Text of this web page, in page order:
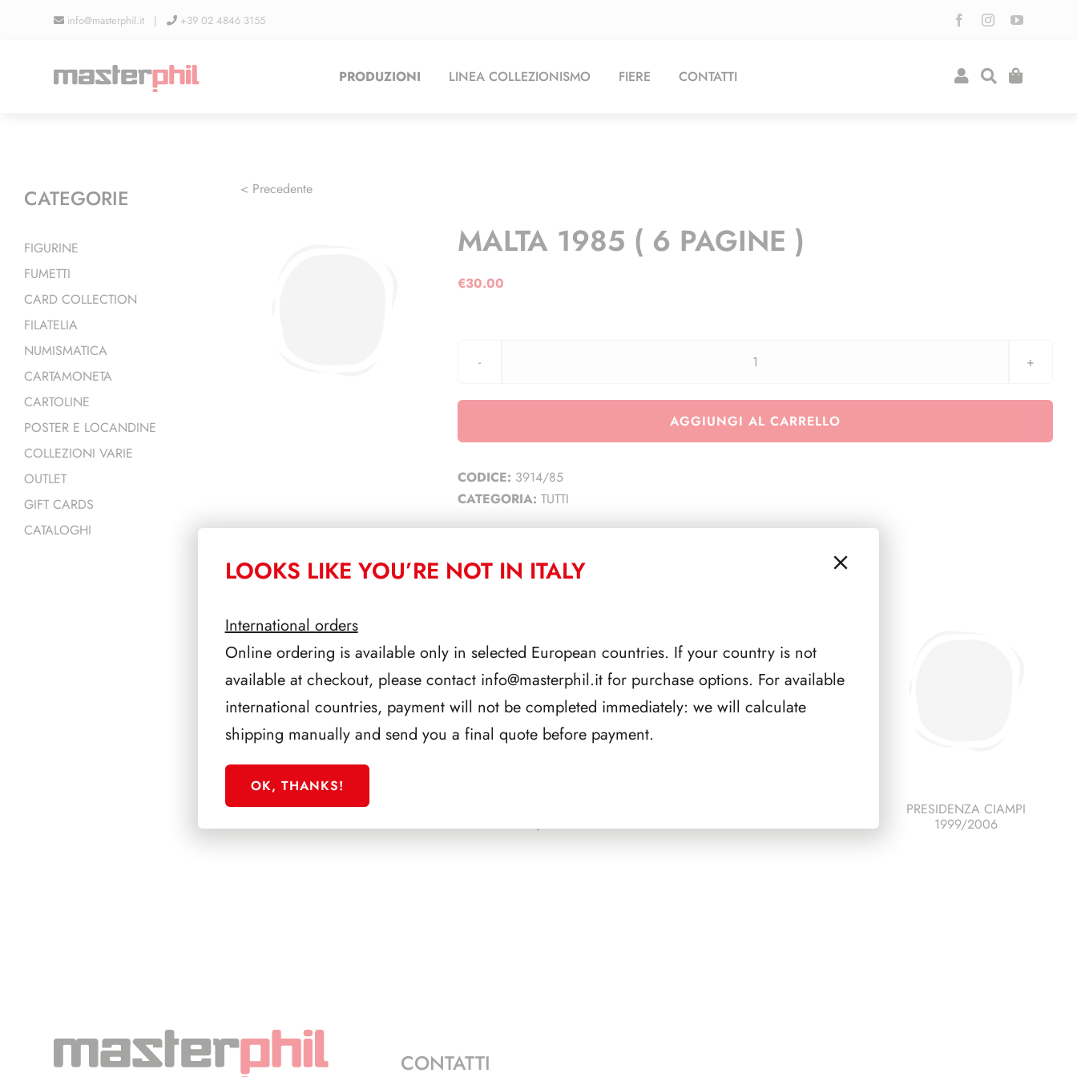
info@masterphil.it | +39 02 4846 3155
PRODUZIONI LINEA COLLEZIONISMO FIERE CONTATTI
< Precedente
MALTA 1985 ( 6 PAGINE )
€30.00
MALTA
(
AGGIUNGI AL CARRELLO
CODICE: 3914/85
CATEGORIA: TUTTI
PRODOTTI CORRELATI
SFORZESCO ITALIA 1987
PAGINE 3
1992/1999
PAGINE 5
PRESIDENZA CIAMPI
1999/2006
CATEGORIE
FIGURINE
FUMETTI
CARD COLLECTION
FILATELIA
NUMISMATICA
CARTAMONETA
CARTOLINE
POSTER E LOCANDINE
COLLEZIONI VARIE
OUTLET
GIFT CARDS
CATALOGHI
CONTATTI
LOOKS LIKE YOU’RE NOT IN ITALY
International orders
Online ordering is available only in selected European countries. If your country is not
available at checkout, please contact info@masterphil.itfor purchase options. For available
international countries, payment will not be completed immediately: we will calculate
shipping manually and send you a final quote before payment.
OK, THANKS!